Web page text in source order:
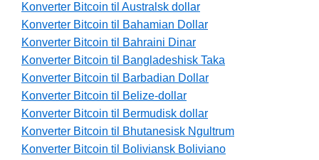
Konverter Bitcoin til Australsk dollar
Konverter Bitcoin til Bahamian Dollar
Konverter Bitcoin til Bahraini Dinar
Konverter Bitcoin til Bangladeshisk Taka
Konverter Bitcoin til Barbadian Dollar
Konverter Bitcoin til Belize-dollar
Konverter Bitcoin til Bermudisk dollar
Konverter Bitcoin til Bhutanesisk Ngultrum
Konverter Bitcoin til Boliviansk Boliviano